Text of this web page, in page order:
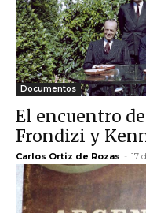
Documentos
El encuentro
Frondizi y
Carlos Ortiz de Rozas - 17